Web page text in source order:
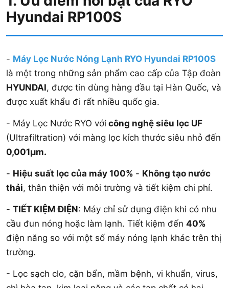
Hyundai RP100S
- Máy Lọc Nước Nóng Lạnh RYO Hyundai RP100S
là một trong những sản phẩm cao cấp của Tập đoàn
HYUNDAI, được tin dùng hàng đầu tại Hàn Quốc, và
được xuất khẩu đi rất nhiều quốc gia.
- Máy Lọc Nước RYO với công nghệ siêu lọc UF
(Ultrafiltration) với màng lọc kích thước siêu nhỏ đến
0,001µm.
- Hiệu suất lọc của máy 100% - Không tạo nước
thải, thân thiện với môi trường và tiết kiệm chi phí.
- TIẾT KIỆM ĐIỆN: Máy chỉ sử dụng điện khi có nhu
cầu đun nóng hoặc làm lạnh. Tiết kiệm đến 40%
điện năng so với một số máy nóng lạnh khác trên thị
trường.
- Lọc sạch clo, cặn bẩn, mầm bệnh, vi khuẩn, virus,